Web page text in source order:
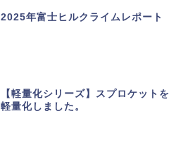
2025年富士ヒルクライムレポート
【軽量化シリーズ】スプロケットを
軽量化しました。